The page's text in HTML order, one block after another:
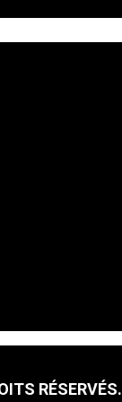
RÉSERVÉS.